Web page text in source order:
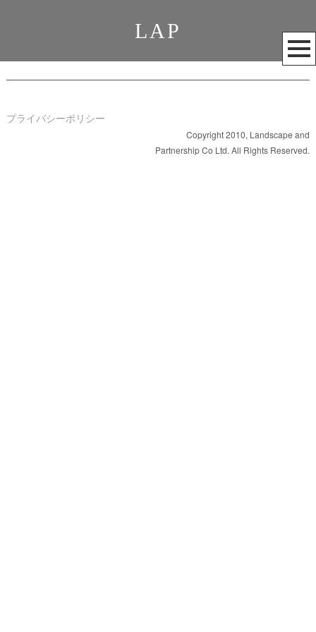
LAP
メ
ニ
ュ
開
く
プライバシーポリシー
Copyright 2010, Landscape and
Partnership Co Ltd. All Rights Reserved.